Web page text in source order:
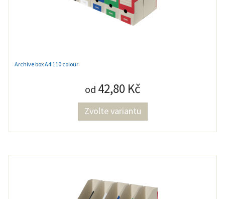
Archive box A4 110 colour
od 42,80 Kč
Zvolte variantu